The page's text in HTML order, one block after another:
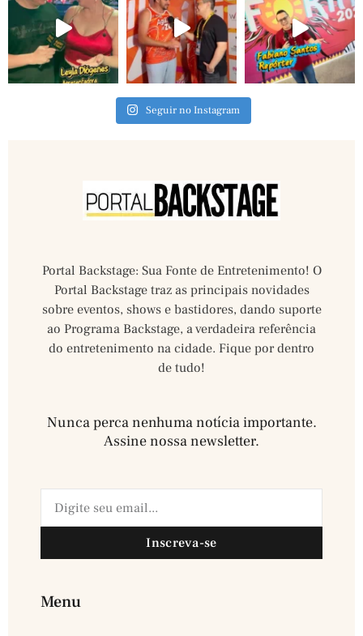
Seguir no Instagram
Portal Backstage: Sua Fonte de Entretenimento! O
Portal Backstage traz as principais novidades
sobre eventos, shows e bastidores, dando suporte
ao Programa Backstage, a verdadeira referência
do entretenimento na cidade. Fique por dentro
de tudo!
Nunca perca nenhuma notícia importante.
Assine nossa newsletter.​
Inscreva-se
Menu